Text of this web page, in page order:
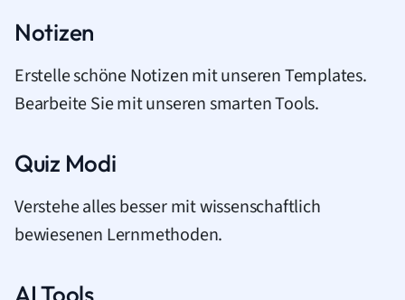
Notizen
Erstelle schöne Notizen mit unseren Templates.
Bearbeite Sie mit unseren smarten Tools.
Quiz Modi
Verstehe alles besser mit wissenschaftlich
bewiesenen Lernmethoden.
AI Tools